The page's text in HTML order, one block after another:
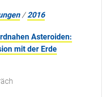
/2016
Asteroiden:
mit der Erde